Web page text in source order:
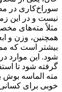
سوراخ‌کاری در
نیست و در این
مثلاً مته‌های
همچنین، وزن و
بیشتر است که
گرفته شود تا
مته الماسه بوش
خوبی برای